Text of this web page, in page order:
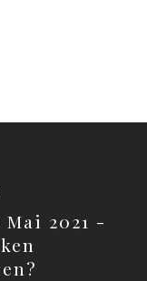
2021 -